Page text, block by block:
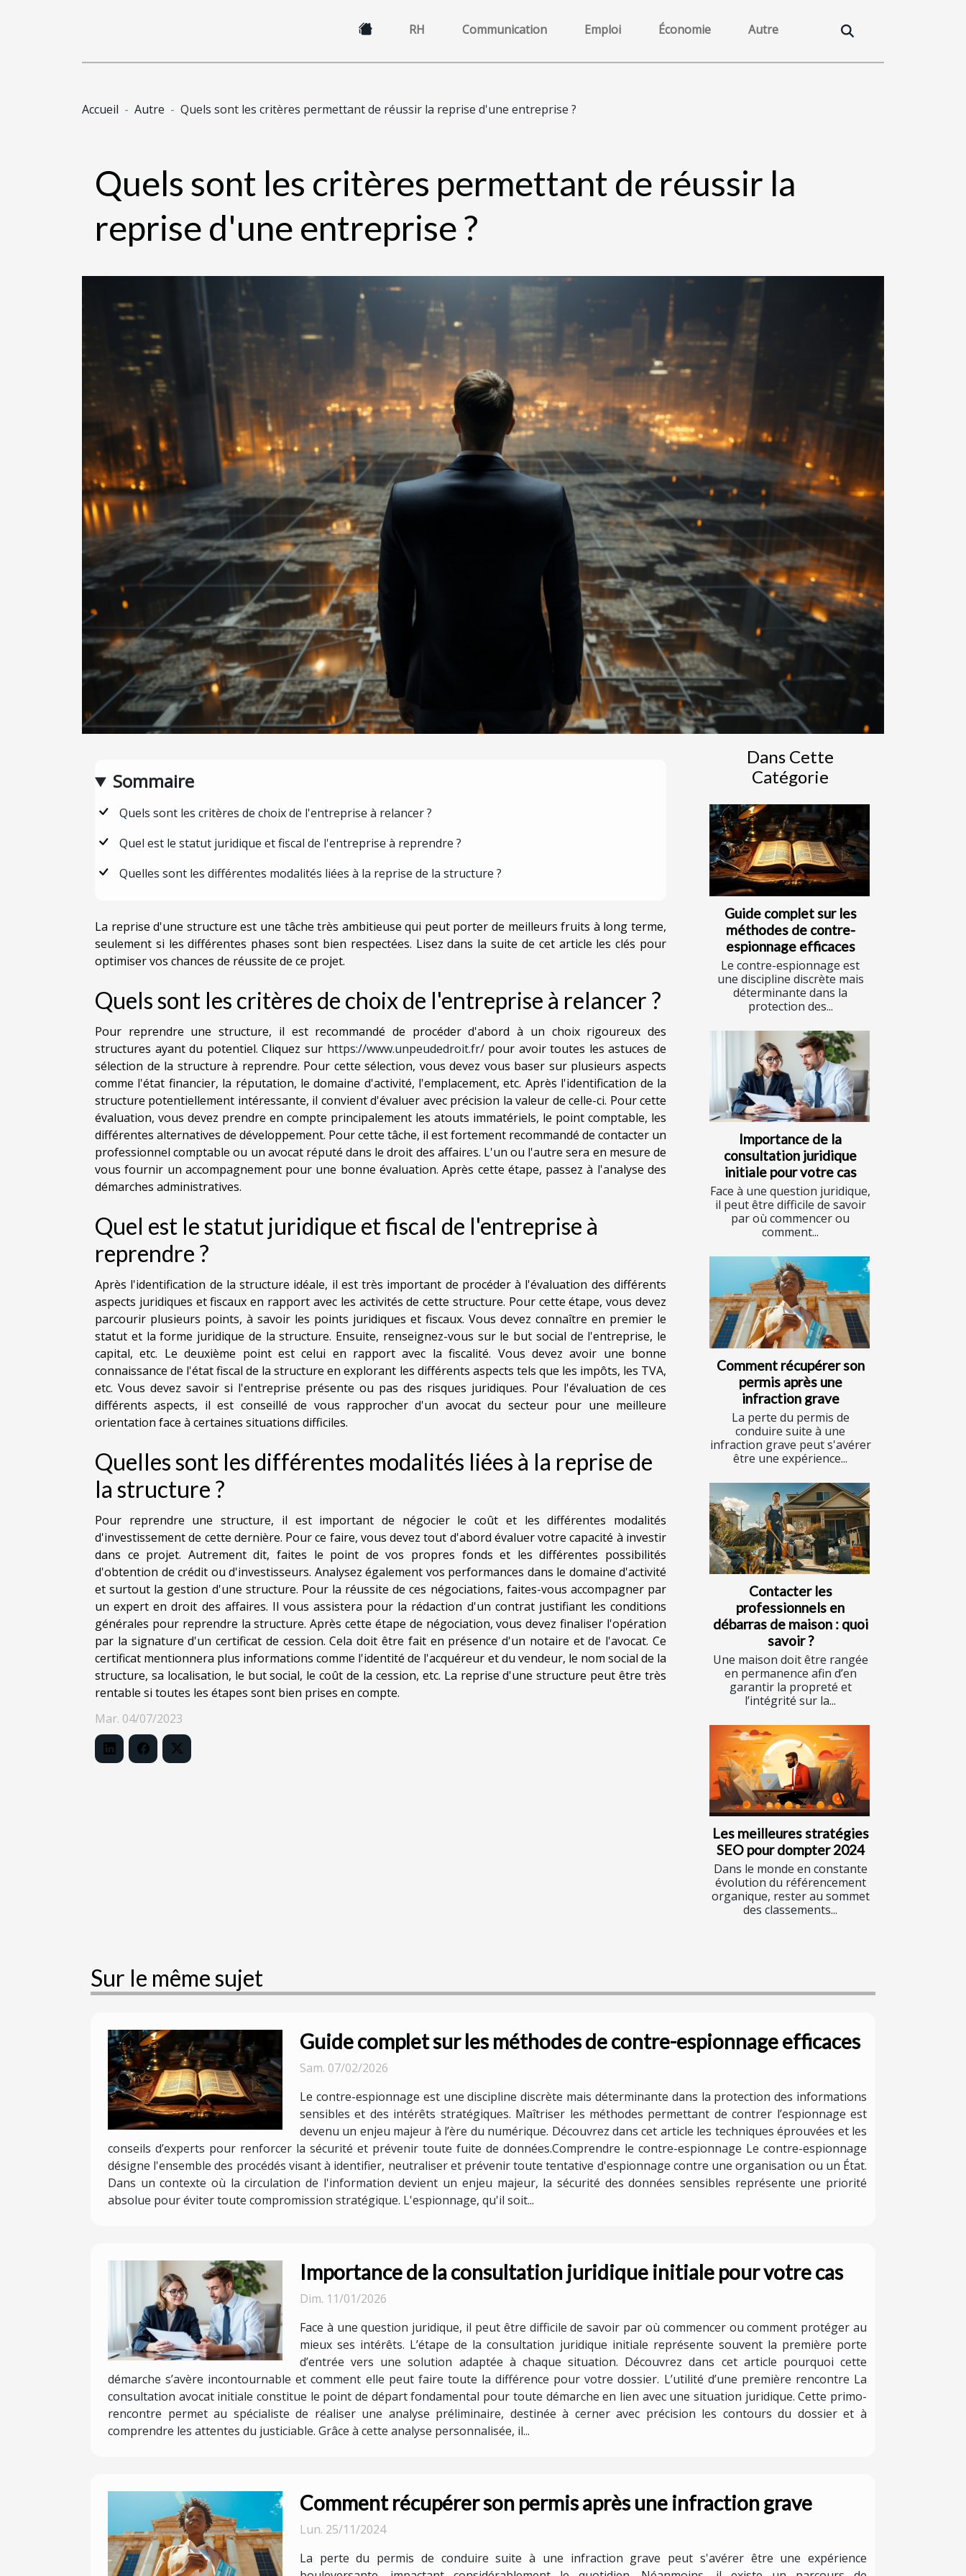
RH Communication Emploi Économie Autre
Accueil Autre Quels sont les critères permettant de réussir la reprise d'une entreprise ?
Quels sont les critères permettant de réussir la
reprise d'une entreprise ?
Sommaire
Quels sont les critères de choix de l'entreprise à relancer ?
Quel est le statut juridique et fiscal de l'entreprise à reprendre ?
Quelles sont les différentes modalités liées à la reprise de la structure ?
La reprise d'une structure est une tâche très ambitieuse qui peut porter de meilleurs fruits à long terme,
seulement si les différentes phases sont bien respectées. Lisez dans la suite de cet article les clés pour
optimiser vos chances de réussite de ce projet.
Quels sont les critères de choix de l'entreprise à relancer ?
Pour reprendre une structure, il est recommandé de procéder d'abord à un choix rigoureux des
structures ayant du potentiel. Cliquez sur https://www.unpeudedroit.fr/pour avoir toutes les astuces de
sélection de la structure à reprendre. Pour cette sélection, vous devez vous baser sur plusieurs aspects
comme l'état financier, la réputation, le domaine d'activité, l'emplacement, etc. Après l'identification de la
structure potentiellement intéressante, il convient d'évaluer avec précision la valeur de celle-ci. Pour cette
évaluation, vous devez prendre en compte principalement les atouts immatériels, le point comptable, les
différentes alternatives de développement. Pour cette tâche, il est fortement recommandé de contacter un
professionnel comptable ou un avocat réputé dans le droit des affaires. L'un ou l'autre sera en mesure de
vous fournir un accompagnement pour une bonne évaluation. Après cette étape, passez à l'analyse des
démarches administratives.
Quel est le statut juridique et fiscal de l'entreprise à
reprendre ?
Après l'identification de la structure idéale, il est très important de procéder à l'évaluation des différents
aspects juridiques et fiscaux en rapport avec les activités de cette structure. Pour cette étape, vous devez
parcourir plusieurs points, à savoir les points juridiques et fiscaux. Vous devez connaître en premier le
statut et la forme juridique de la structure. Ensuite, renseignez-vous sur le but social de l'entreprise, le
capital, etc. Le deuxième point est celui en rapport avec la fiscalité. Vous devez avoir une bonne
connaissance de l'état fiscal de la structure en explorant les différents aspects tels que les impôts, les TVA,
etc. Vous devez savoir si l'entreprise présente ou pas des risques juridiques. Pour l'évaluation de ces
différents aspects, il est conseillé de vous rapprocher d'un avocat du secteur pour une meilleure
orientation face à certaines situations difficiles.
Quelles sont les différentes modalités liées à la reprise de
la structure ?
Pour reprendre une structure, il est important de négocier le coût et les différentes modalités
d'investissement de cette dernière. Pour ce faire, vous devez tout d'abord évaluer votre capacité à investir
dans ce projet. Autrement dit, faites le point de vos propres fonds et les différentes possibilités
d'obtention de crédit ou d'investisseurs. Analysez également vos performances dans le domaine d'activité
et surtout la gestion d'une structure. Pour la réussite de ces négociations, faites-vous accompagner par
un expert en droit des affaires. Il vous assistera pour la rédaction d'un contrat justifiant les conditions
générales pour reprendre la structure. Après cette étape de négociation, vous devez finaliser l'opération
par la signature d'un certificat de cession. Cela doit être fait en présence d'un notaire et de l'avocat. Ce
certificat mentionnera plus informations comme l'identité de l'acquéreur et du vendeur, le nom social de la
structure, sa localisation, le but social, le coût de la cession, etc. La reprise d'une structure peut être très
rentable si toutes les étapes sont bien prises en compte.
Mar. 04/07/2023
Dans Cette
Catégorie
Guide complet sur les
méthodes de contre-
espionnage efficaces
Le contre-espionnage est
une discipline discrète mais
déterminante dans la
protection des...
Importance de la
consultation juridique
initiale pour votre cas
Face à une question juridique,
il peut être difficile de savoir
par où commencer ou
comment...
Comment récupérer son
permis après une
infraction grave
La perte du permis de
conduire suite à une
infraction grave peut s'avérer
être une expérience...
Contacter les
professionnels en
débarras de maison : quoi
savoir ?
Une maison doit être rangée
en permanence afin d’en
garantir la propreté et
l’intégrité sur la...
Les meilleures stratégies
SEO pour dompter 2024
Dans le monde en constante
évolution du référencement
organique, rester au sommet
des classements...
Sur le même sujet
Guide complet sur les méthodes de contre-espionnage efficaces
Sam. 07/02/2026
Le contre-espionnage est une discipline discrète mais déterminante dans la protection des informations
sensibles et des intérêts stratégiques. Maîtriser les méthodes permettant de contrer l’espionnage est
devenu un enjeu majeur à l’ère du numérique. Découvrez dans cet article les techniques éprouvées et les
conseils d’experts pour renforcer la sécurité et prévenir toute fuite de données.Comprendre le contre-espionnage Le contre-espionnage
désigne l'ensemble des procédés visant à identifier, neutraliser et prévenir toute tentative d'espionnage contre une organisation ou un État.
Dans un contexte où la circulation de l'information devient un enjeu majeur, la sécurité des données sensibles représente une priorité
absolue pour éviter toute compromission stratégique. L'espionnage, qu'il soit...
Importance de la consultation juridique initiale pour votre cas
Dim. 11/01/2026
Face à une question juridique, il peut être difficile de savoir par où commencer ou comment protéger au
mieux ses intérêts. L’étape de la consultation juridique initiale représente souvent la première porte
d’entrée vers une solution adaptée à chaque situation. Découvrez dans cet article pourquoi cette
démarche s’avère incontournable et comment elle peut faire toute la différence pour votre dossier. L’utilité d’une première rencontre La
consultation avocat initiale constitue le point de départ fondamental pour toute démarche en lien avec une situation juridique. Cette primo-
rencontre permet au spécialiste de réaliser une analyse préliminaire, destinée à cerner avec précision les contours du dossier et à
comprendre les attentes du justiciable. Grâce à cette analyse personnalisée, il...
Comment récupérer son permis après une infraction grave
Lun. 25/11/2024
La perte du permis de conduire suite à une infraction grave peut s'avérer être une expérience